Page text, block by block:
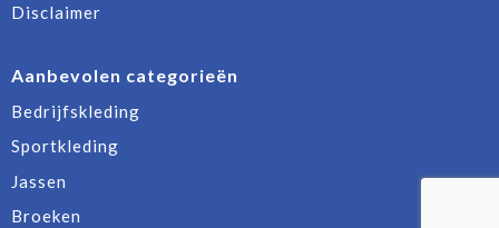
Disclaimer
Aanbevolen categorieën
Bedrijfskleding
Sportkleding
Jassen
Broeken